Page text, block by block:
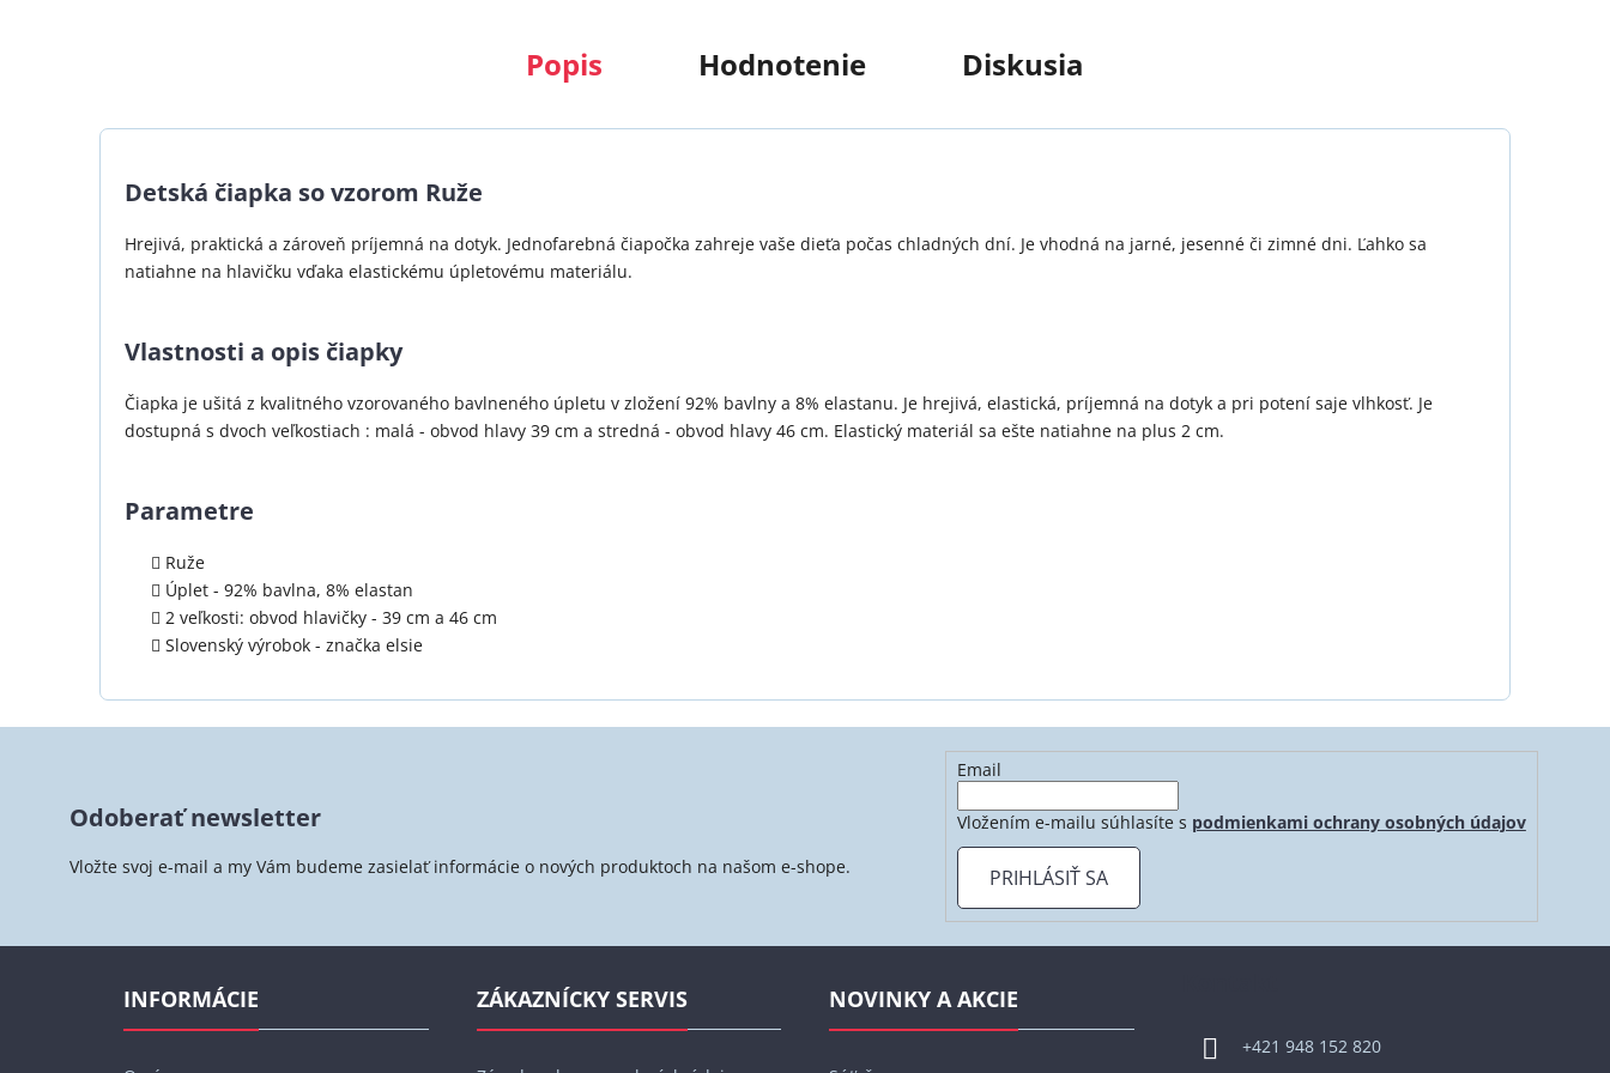
Popis Hodnotenie Diskusia
Detská čiapka so vzorom Ruže
Hrejivá, praktická a zároveň príjemná na dotyk. Jednofarebná čiapočka zahreje vaše dieťa počas chladných dní. Je vhodná na jarné, jesenné či zimné dni. Ľahko sa
natiahne na hlavičku vďaka elastickému úpletovému materiálu.
Vlastnosti a opis čiapky
Čiapka je ušitá z kvalitného vzorovaného bavlneného úpletu v zložení 92% bavlny a 8% elastanu. Je hrejivá, elastická, príjemná na dotyk a pri potení saje vlhkosť. Je
dostupná s dvoch veľkostiach : malá - obvod hlavy 39 cm a stredná - obvod hlavy 46 cm. Elastický materiál sa ešte natiahne na plus 2 cm.
Parametre
Ruže
Úplet - 92% bavlna, 8% elastan
2 veľkosti: obvod hlavičky - 39 cm a 46 cm
Slovenský výrobok - značka elsie
Odoberať newsletter
Vložte svoj e-mail a my Vám budeme zasielať informácie o nových produktoch na našom e-shope.
Email
Vložením e-mailu súhlasíte s podmienkami ochrany osobných údajov
PRIHLÁSIŤ SA
e
INFORMÁCIE ZÁKAZNÍCKY SERVIS NOVINKY A AKCIE
+421 948 152 820